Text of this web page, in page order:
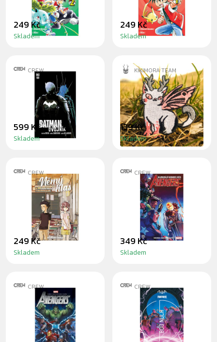
249 Kč
Skladem
249 Kč
Skladem
CREW
KOMIKS BATMAN:
DVOJNÍK
599 Kč
Skladem
KIKIMORA TEAM
ČIČIMOŘÍ
NAŽEHLOVAČKA
139 Kč
Skladem
CREW
MANGA NĚMÝ
HLAS 1
249 Kč
Skladem
CREW
AVENGERS 5:
SOUBOJ GHOST
RIDERŮ
349 Kč
Skladem
CREW
AVENGERS: KDO
BY NECHTĚL
VLÁDNOUT
SVĚTU?
CREW
BATMAN/FORTNITE:
BOD NULA 5